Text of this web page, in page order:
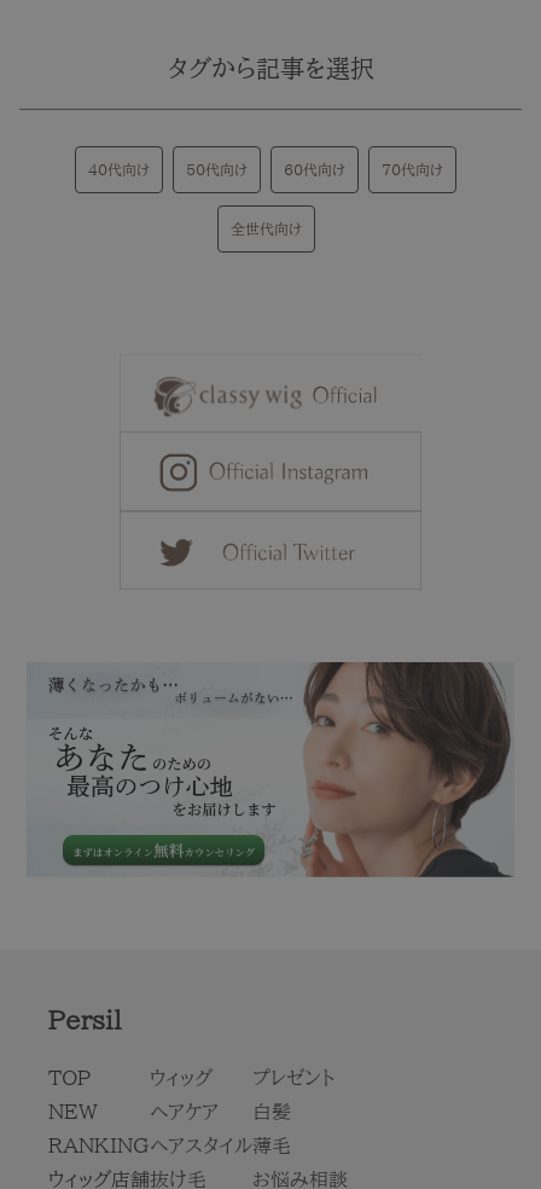
タグから記事を選択
40代向け 50代向け 60代向け 70代向け
全世代向け
Persil
TOP
NEW
RANKING
ウィッグ店舗
ウィッグ
ヘアケア
ヘアスタイル
抜け毛
プレゼント
白髪
薄毛
お悩み相談